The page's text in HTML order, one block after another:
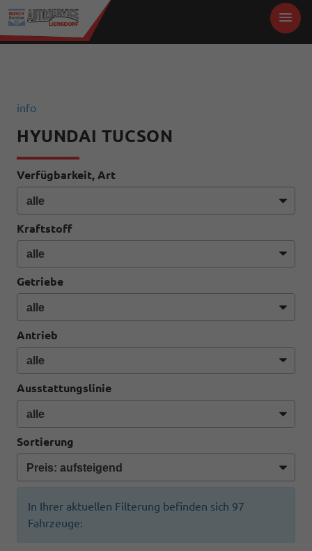
info
HYUNDAI TUCSON
Verfügbarkeit, Art
Kraftstoff
Getriebe
Antrieb
Ausstattungslinie
Sortierung
In Ihrer aktuellen Filterung befinden sich 97
Fahrzeuge: